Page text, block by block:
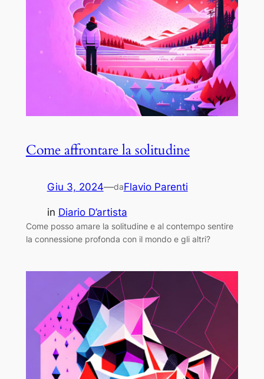
Come affrontare la solitudine
Giu 3, 2024—daFlavio Parenti
in Diario D’artista
Come posso amare la solitudine e al contempo sentire
la connessione profonda con il mondo e gli altri?